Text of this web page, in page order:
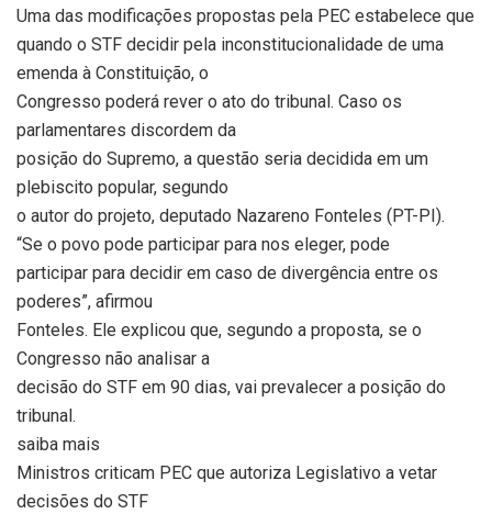
Uma das modificações propostas pela PEC estabelece que
quando o STF decidir pela inconstitucionalidade de uma
emenda à Constituição, o
Congresso poderá rever o ato do tribunal. Caso os
parlamentares discordem da
posição do Supremo, a questão seria decidida em um
plebiscito popular, segundo
o autor do projeto, deputado Nazareno Fonteles (PT-PI).
“Se o povo pode participar para nos eleger, pode
participar para decidir em caso de divergência entre os
poderes”, afirmou
Fonteles. Ele explicou que, segundo a proposta, se o
Congresso não analisar a
decisão do STF em 90 dias, vai prevalecer a posição do
tribunal.
saiba mais
Ministros criticam PEC que autoriza Legislativo a vetar
decisões do STF